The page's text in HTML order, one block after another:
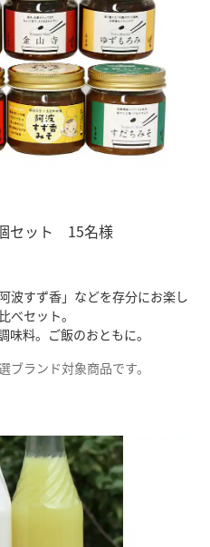
セット 15名様
波すず香」などを存分にお楽し
べセット。
料。ご飯のおともに。
ブランド対象商品です。